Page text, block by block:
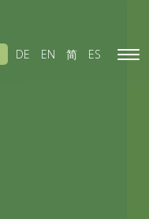
DE EN 简 ES